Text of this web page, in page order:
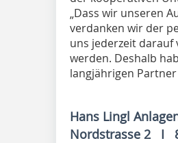
„Dass wir unseren
verdanken wir der
uns jederzeit darauf
werden. Deshalb
langjährigen
Hans Lingl
Nordstrasse 2 I